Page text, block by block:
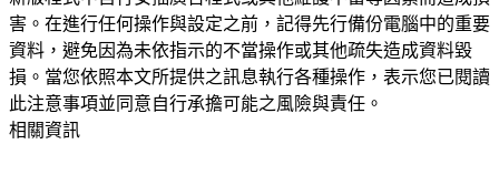
害。在進行任何操作與設定之前，記得先行備份電腦中的重要
資料，避免因為未依指示的不當操作或其他疏失造成資料毀
損。當您依照本文所提供之訊息執行各種操作，表示您已閱讀
此注意事項並同意自行承擔可能之風險與責任。
相關資訊